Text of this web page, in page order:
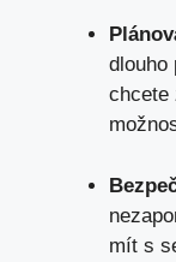
dlouho
chcete
mít s